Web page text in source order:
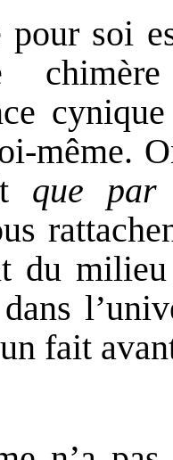
soi
même.
que par
du
fait